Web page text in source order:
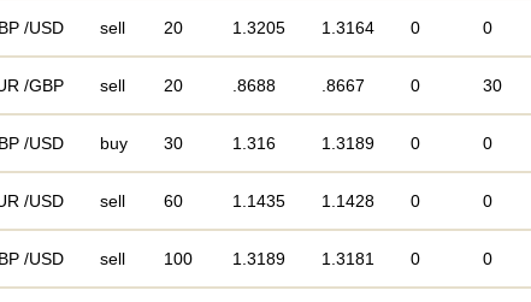
/USD sell 20 1.3205 1.3164 0 0
/GBP sell 20 .8688 .8667 0 30
/USD buy 30 1.316 1.3189 0 0
/USD sell 60 1.1435 1.1428 0 0
/USD sell 100 1.3189 1.3181 0 0